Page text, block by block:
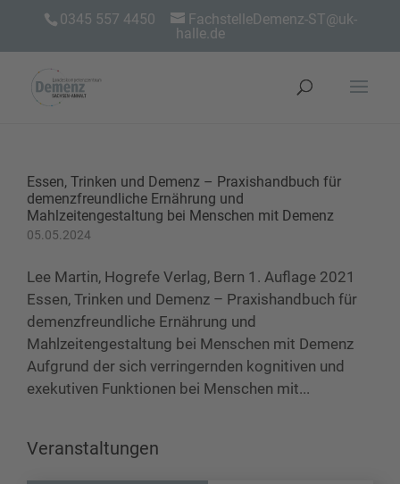
0345 557 4450
FachstelleDemenz-ST@uk-
halle.de
Essen, Trinken und Demenz – Praxishandbuch für
demenzfreundliche Ernährung und
Mahlzeitengestaltung bei Menschen mit Demenz
05.05.2024
Lee Martin, Hogrefe Verlag, Bern 1. Auflage 2021
Essen, Trinken und Demenz – Praxishandbuch für
demenzfreundliche Ernährung und
Mahlzeitengestaltung bei Menschen mit Demenz
Aufgrund der sich verringernden kognitiven und
exekutiven Funktionen bei Menschen mit...
Veranstaltungen